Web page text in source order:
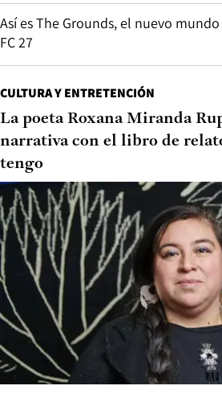
Así es The Grounds, el nuevo
FC 27
CULTURA Y ENTRETENCIÓN
La poeta Roxana Miranda
narrativa con el libro de
tengo